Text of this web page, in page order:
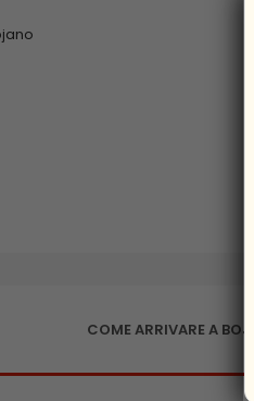
COME ARRIVARE A